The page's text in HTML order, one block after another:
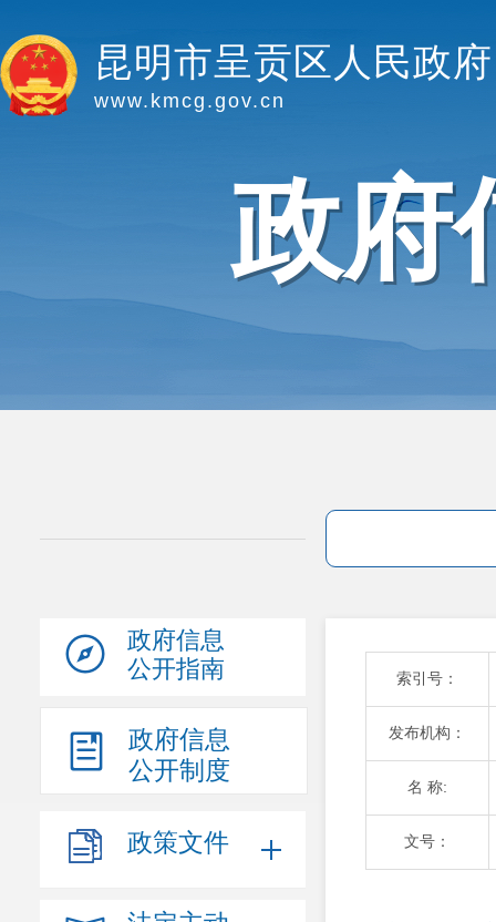
昆明市呈贡区人民政府
www.kmcg.gov.cn
政府
政府信息
公开指南
政府信息
公开制度
政策文件
索引号：
发布机构：
名 称:
文号：